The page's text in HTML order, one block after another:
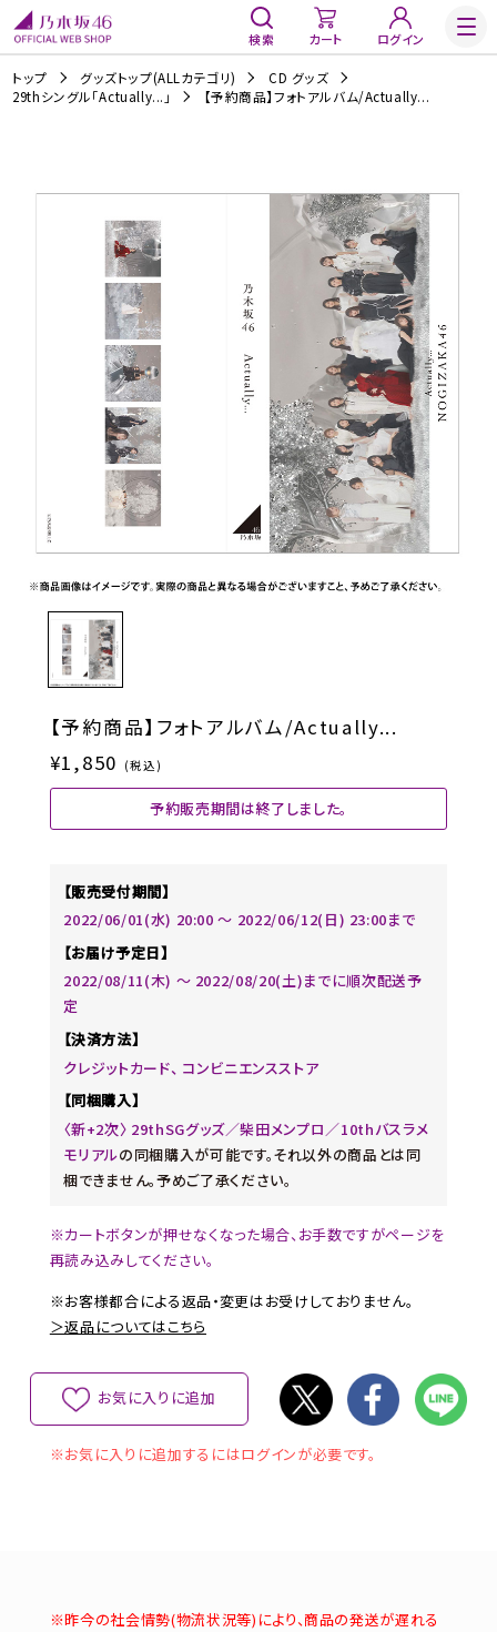
検索 カート ログイン
トップ グッズトップ(ALLカテゴリ)
CD グッズ
29thシングル「Actually...」
【予約商品】フォトアルバム/Actually...
【予約商品】フォトアルバム/Actually...
¥1,850 (税込)
予約販売期間は終了しました。
【販売受付期間】
2022/06/01(水) 20:00 〜 2022/06/12(日) 23:00まで
【お届け予定日】
2022/08/11(木) ～ 2022/08/20(土)までに順次配送予
定
【決済方法】
クレジットカード、 コンビニエンスストア
【同梱購入】
〈新+2次〉 29thSGグッズ／柴田メンプロ／10thバスラメ
モリアルの同梱購入が可能です。それ以外の商品とは同
梱できません。予めご了承ください。
※カートボタンが押せなくなった場合、お手数ですがページを
再読み込みしてください。
※お客様都合による返品・変更はお受けしておりません。
＞返品についてはこちら
お気に入りに追加
※お気に入りに追加するにはログインが必要です。
※昨今の社会情勢(物流状況等)により、商品の発送が遅れる